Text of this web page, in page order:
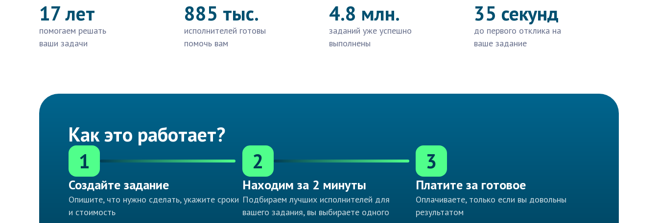
17 лет
помогаем решать
ваши задачи
885 тыс.
исполнителей готовы
помочь вам
4.8 млн.
заданий уже успешно
выполнены
35 секунд
до первого отклика на
ваше задание
Как это работает?
1
Создайте задание
Опишите, что нужно сделать, укажите сроки
и стоимость
2
Находим за 2 минуты
Подбираем лучших исполнителей для
вашего задания, вы выбираете одного
3
Платите за готовое
Оплачиваете, только если вы довольны
результатом